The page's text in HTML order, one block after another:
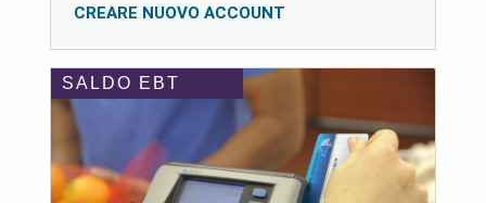
CREARE NUOVO ACCOUNT
SALDO EBT